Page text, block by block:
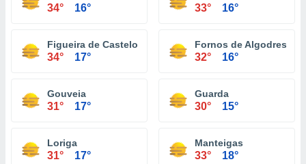
34° 16° 33° 16°
Figueira de Castelo Rodrigo
34° 17°
Fornos de Algodres
32° 16°
Gouveia
31° 17°
Guarda
30° 15°
Loriga
31° 17°
Manteigas
33° 18°